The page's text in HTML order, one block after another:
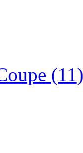
(11)